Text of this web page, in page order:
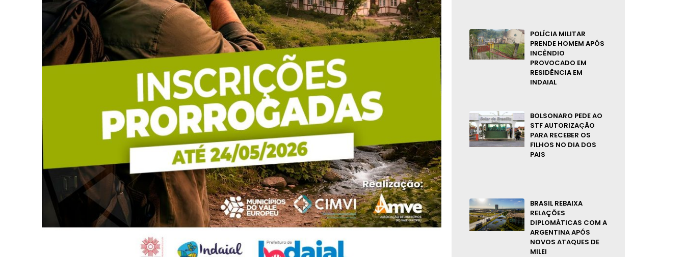
POLÍCIA MILITAR
PRENDE HOMEM APÓS
INCÊNDIO
PROVOCADO EM
RESIDÊNCIA EM
INDAIAL
BOLSONARO PEDE AO
STF AUTORIZAÇÃO
PARA RECEBER OS
FILHOS NO DIA DOS
PAIS
BRASIL REBAIXA
RELAÇÕES
DIPLOMÁTICAS COM A
ARGENTINA APÓS
NOVOS ATAQUES DE
MILEI